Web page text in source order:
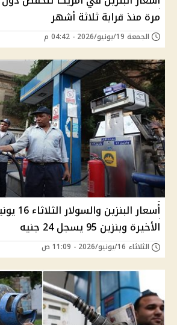
مرة منذ قرابة ثلاثة أشهر
الجمعة 19/يونيو/2026 - 04:42 م
الأخيرة وبنزين 95 يسجل 24 جنيه
الثلاثاء 16/يونيو/2026 - 11:09 ص